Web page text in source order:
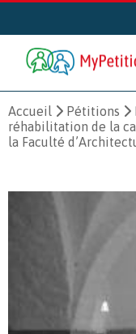
Accueil Pétitions
réhabilitation de la
la Faculté